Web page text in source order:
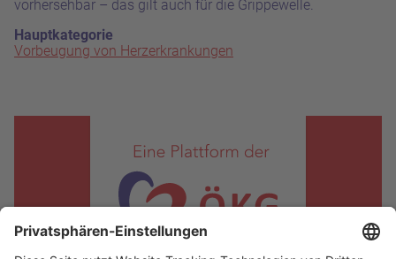
vorhersehbar – das gilt auch für die Grippewelle.
Hauptkategorie
Vorbeugung von Herzerkrankungen